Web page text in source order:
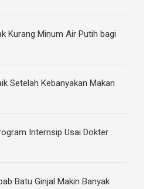
Kurang Minum Air Putih bagi
Setelah Kebanyakan Makan
Internsip Usai Dokter
Batu Ginjal Makin Banyak